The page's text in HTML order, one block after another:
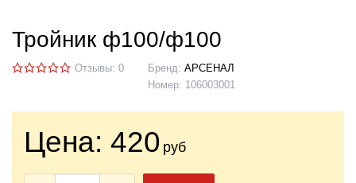
Тройник ф100/ф100
Отзывы: 0 Бренд: АРСЕНАЛ
Номер: 106003001
Цена: 420 руб